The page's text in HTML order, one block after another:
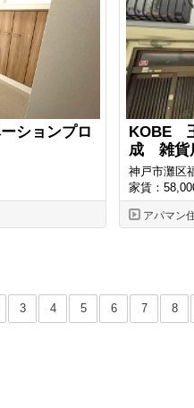
ションプロ
KOBE
成 雑貨
神戸市灘区
家賃：
アパマン
3 4 5 6 7 8